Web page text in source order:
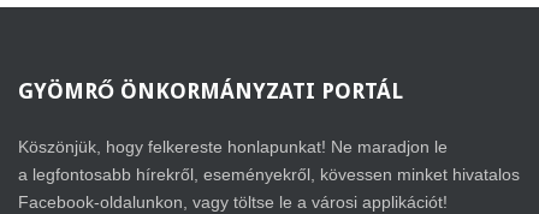
GYÖMRŐ ÖNKORMÁNYZATI PORTÁL
Köszönjük, hogy felkereste honlapunkat! Ne maradjon le
a legfontosabb hírekről, eseményekről, kövessen minket hivatalos
Facebook-oldalunkon, vagy töltse le a városi applikációt!